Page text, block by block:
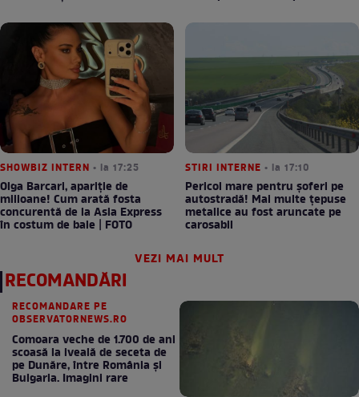
SHOWBIZ INTERN • la 17:25
Olga Barcari, apariție de
milioane! Cum arată fosta
concurentă de la Asia Express
în costum de baie | FOTO
STIRI INTERNE • la 17:10
Pericol mare pentru șoferi pe
autostradă! Mai multe țepuse
metalice au fost aruncate pe
carosabil
VEZI MAI MULT
RECOMANDĂRI
RECOMANDARE PE
OBSERVATORNEWS.RO
Comoara veche de 1.700 de ani
scoasă la iveală de seceta de
pe Dunăre, între România şi
Bulgaria. Imagini rare